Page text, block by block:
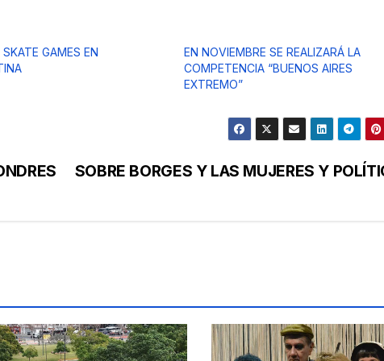
GAMES EN
EN NOVIEMBRE SE REALIZARÁ LA
COMPETENCIA “BUENOS AIRES
EXTREMO”
SOBRE BORGES Y LAS MUJERES Y